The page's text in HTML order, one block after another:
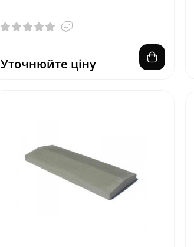
Уточнюйте ціну